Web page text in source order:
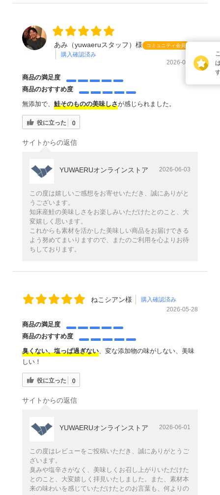
あみ（yuwaeruスタッフ）様 コミュニティ会員
購入確認済み
あみ（yuwaeruスタッフ）
熟練村人
120
いいね 返信
ベストアンサー
2026-06-01
商品の満足度
商品のおすすめ度
無添加で、 鮭そのものの美味しさが感じられました。
役に立った 0
サイトからの返信
YUWAERUオンラインストア 2026-06-03
この度は嬉しいご感想をお寄せいただき、誠にありがと
うございます。
知床産鮭の美味しさをお楽しみいただけたとのこと、大
変嬉しく思います。
これからも素材を活かした美味しい商品をお届けできる
よう努めてまいりますので、またのご利用を心よりお待
ちしております。
ねこシアン様
購入確認済み
2026-05-28
商品の満足度
商品のおすすめ度
臭くない、塩っぱ過ぎない、変な添加物の味がしない、美味
しい！
役に立った 0
サイトからの返信
YUWAERUオンラインストア 2026-06-01
この度はレビューをご投稿いただき、誠にありがとうご
ざいます。
臭みや塩辛さがなく、美味しくお召し上がりいただけた
とのこと、大変嬉しく拝見いたしました。また、素材本
来の味わいを感じていただけたとのお言葉も、何よりの